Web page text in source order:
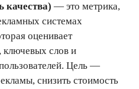
качества) — это метрика,
системах
оценивает
ключевых слов и
Цель —
снизить стоимость